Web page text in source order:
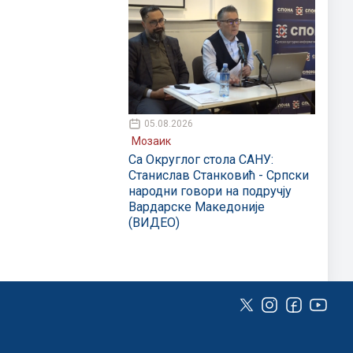
05.08.2026
Мозаик
Са Округлог стола САНУ:
Станислав Станковић - Српски
народни говори на подручју
Вардарске Македоније
(ВИДЕО)